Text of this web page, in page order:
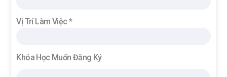
Vị Trí Làm Việc *
Khóa Học Muốn Đăng Ký